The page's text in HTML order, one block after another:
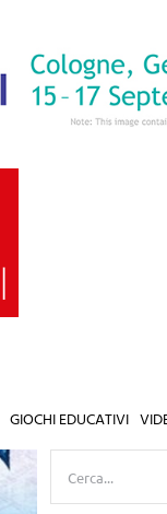
GIOCHI EDUCATIVI